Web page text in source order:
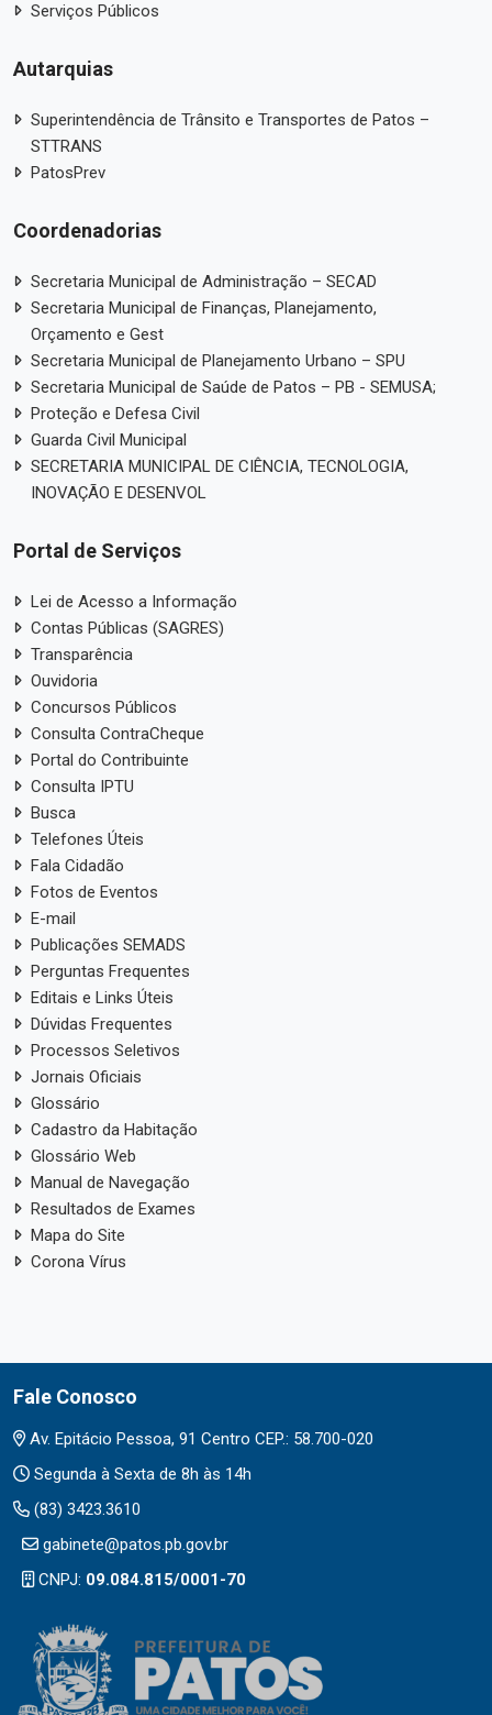
Serviços Públicos
Autarquias
Superintendência de Trânsito e Transportes de Patos –
STTRANS
PatosPrev
Coordenadorias
Secretaria Municipal de Administração – SECAD
Secretaria Municipal de Finanças, Planejamento,
Orçamento e Gest
Secretaria Municipal de Planejamento Urbano – SPU
Secretaria Municipal de Saúde de Patos – PB - SEMUSA;
Proteção e Defesa Civil
Guarda Civil Municipal
SECRETARIA MUNICIPAL DE CIÊNCIA, TECNOLOGIA,
INOVAÇÃO E DESENVOL
Portal de Serviços
Lei de Acesso a Informação
Contas Públicas (SAGRES)
Transparência
Ouvidoria
Concursos Públicos
Consulta ContraCheque
Portal do Contribuinte
Consulta IPTU
Busca
Telefones Úteis
Fala Cidadão
Fotos de Eventos
E-mail
Publicações SEMADS
Perguntas Frequentes
Editais e Links Úteis
Dúvidas Frequentes
Processos Seletivos
Jornais Oficiais
Glossário
Cadastro da Habitação
Glossário Web
Manual de Navegação
Resultados de Exames
Mapa do Site
Corona Vírus
Fale Conosco
Av. Epitácio Pessoa, 91 Centro CEP.: 58.700-020
Segunda à Sexta de 8h às 14h
(83) 3423.3610
gabinete@patos.pb.gov.br
CNPJ: 09.084.815/0001-70